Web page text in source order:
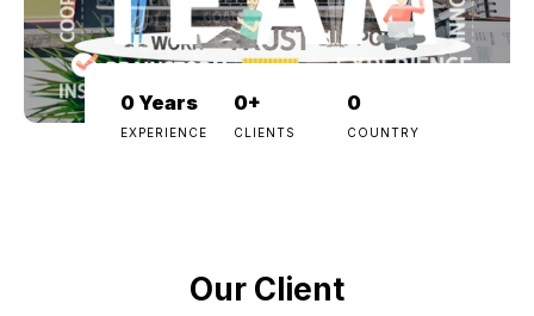
0Years
EXPERIENCE
0+
CLIENTS
0
COUNTRY
Our Client